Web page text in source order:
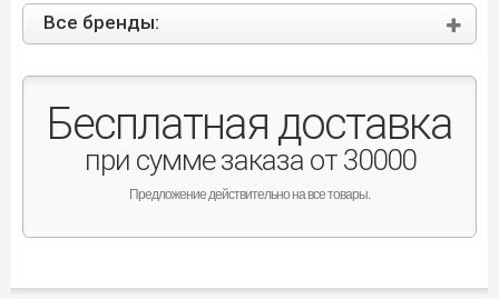
Все бренды:
Бесплатная доставка
при сумме заказа от 30000
Предложение действительно на все товары.